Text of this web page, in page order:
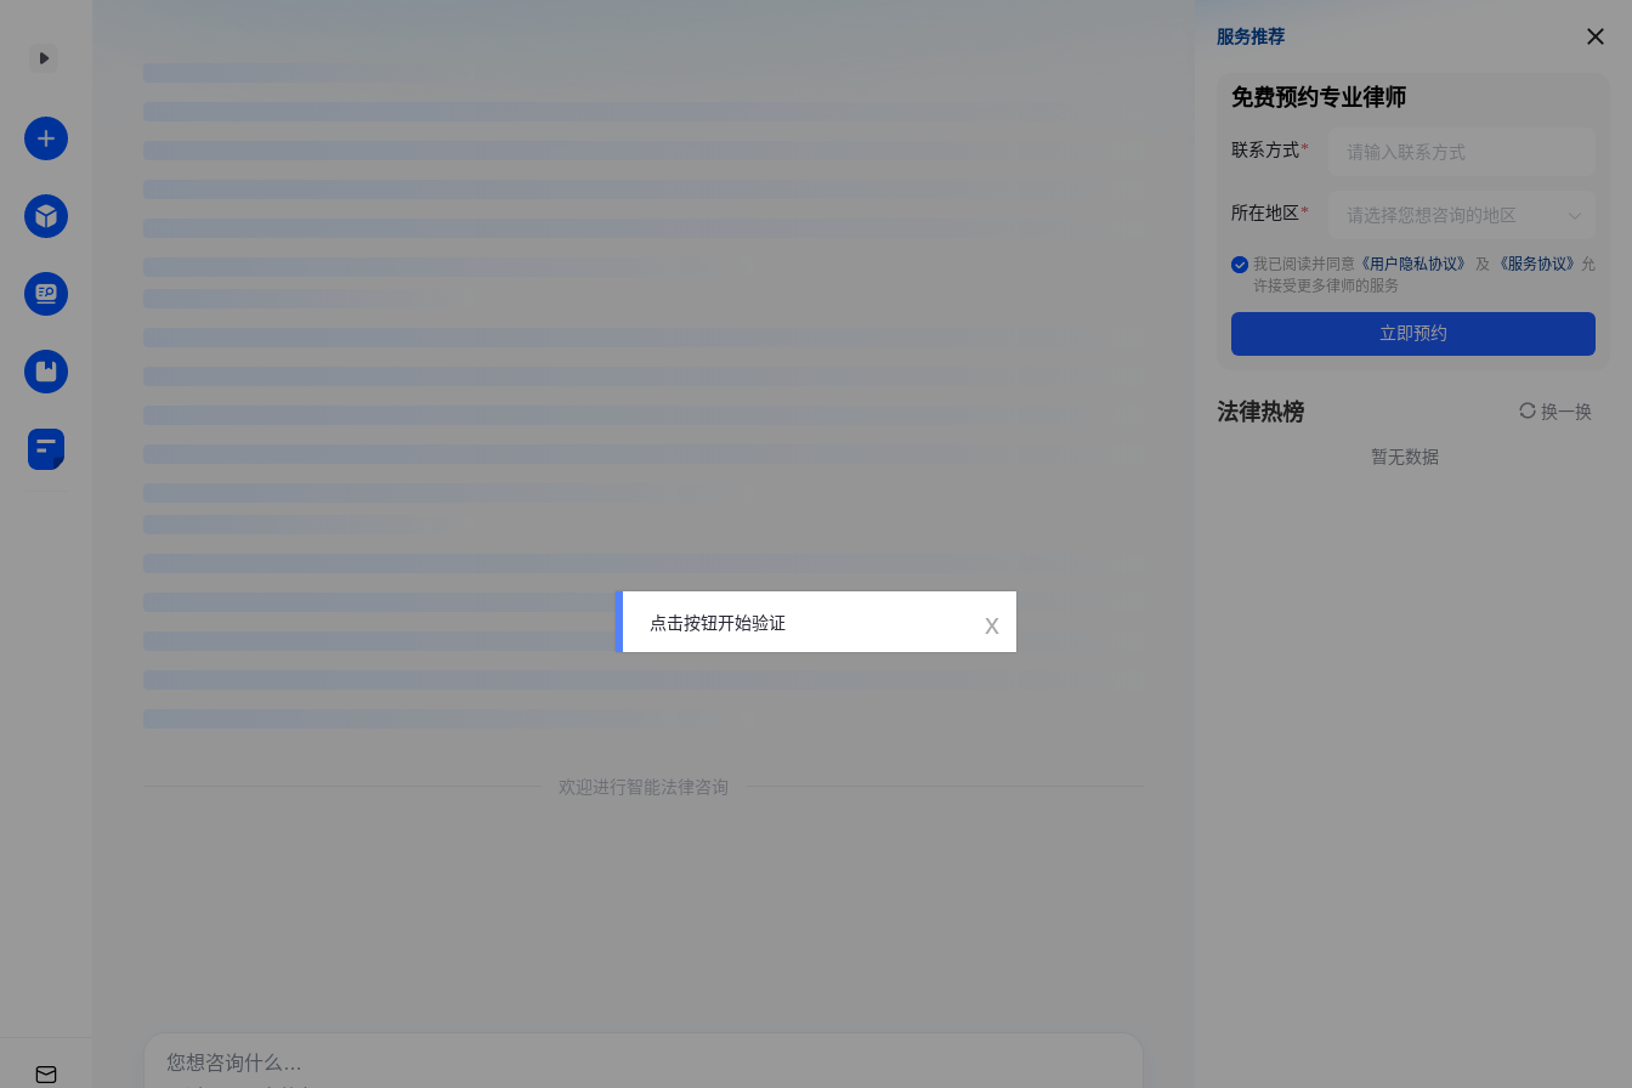
欢迎进行智能法律咨询
服务推荐
服务推荐
免费预约专业律师
联系方式
所在地区
我已阅读并同意 《用户隐私协议》 及 《服务协议》 允
许接受更多律师的服务
立即预约
法律热榜 换一换
暂无数据
点击按钮开始验证 x